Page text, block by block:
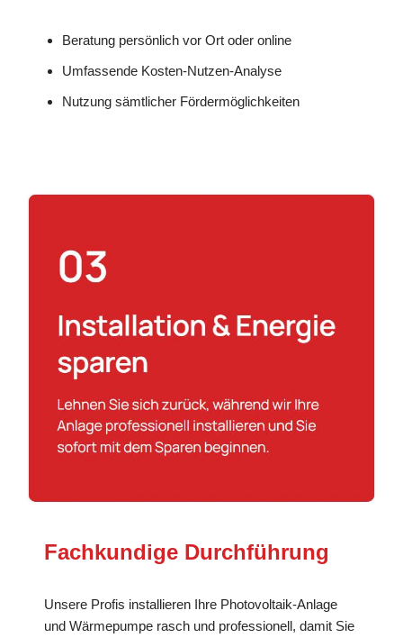
Beratung persönlich vor Ort oder online
Umfassende Kosten-Nutzen-Analyse
Nutzung sämtlicher Fördermöglichkeiten
Fachkundige Durchführung
Unsere Profis installieren Ihre Photovoltaik-Anlage
und Wärmepumpe rasch und professionell, damit Sie